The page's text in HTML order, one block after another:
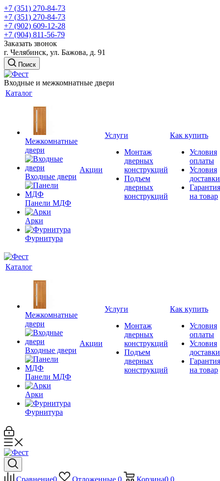
+7 (351) 270-84-73
+7 (351) 270-84-73
+7 (902) 609-12-28
+7 (904) 811-56-79
Заказать звонок
г. Челябинск, ул. Бажова, д. 91
Поиск
Входные и межкомнатные двери
Каталог
Межкомнатные
двери
Входные двери
Панели МДФ
Арки
Фурнитура
Акции
Услуги
Монтаж
дверных
конструкций
Подъем
дверных
конструкций
Как купить
Условия
оплаты
Условия
доставки
Гарантия
на товар
Каталог
Межкомнатные
двери
Входные двери
Панели МДФ
Арки
Фурнитура
Акции
Услуги
Монтаж
дверных
конструкций
Подъем
дверных
конструкций
Как купить
Условия
оплаты
Условия
доставки
Гарантия
на товар
Сравнение0 Отложенные 0 Корзина0 0